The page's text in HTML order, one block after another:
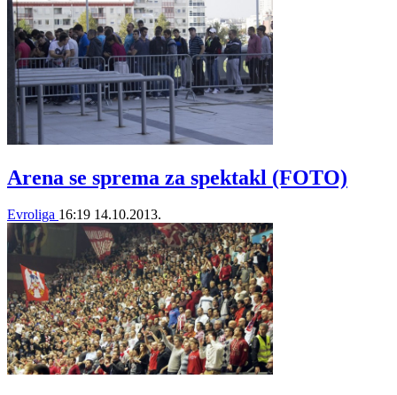
Arena se sprema za spektakl (FOTO)
Evroliga 16:19 14.10.2013.